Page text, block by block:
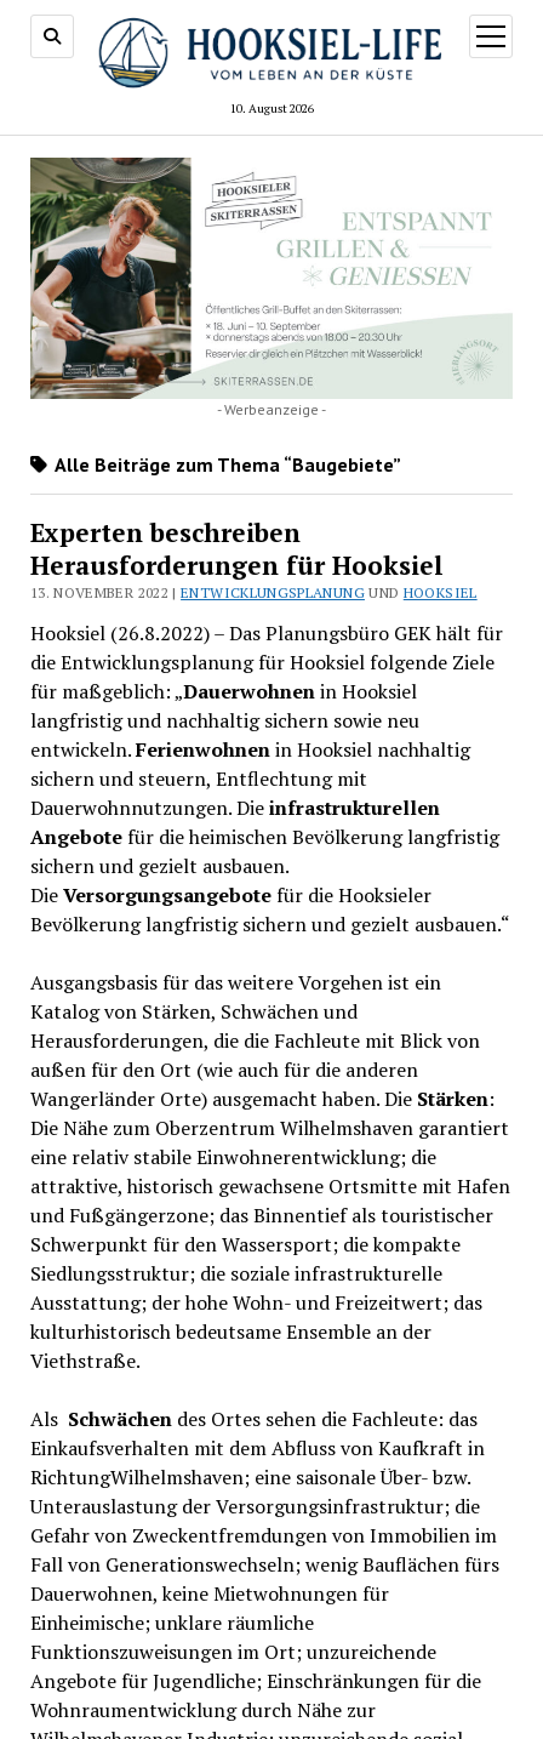
10. August 2026
Menü
öffnen
- Werbeanzeige -
Alle Beiträge zum Thema “Baugebiete”
Experten beschreiben
Herausforderungen für Hooksiel
13. NOVEMBER 2022 |ENTWICKLUNGSPLANUNGUND HOOKSIEL
Hooksiel (26.8.2022) – Das Planungsbüro GEK hält für
die Entwicklungsplanung für Hooksiel folgende Ziele
für maßgeblich: „Dauerwohnenin Hooksiel
langfristig und nachhaltig sichern sowie neu
entwickeln.Ferienwohnenin Hooksiel nachhaltig
sichern und steuern, Entflechtung mit
Dauerwohnnutzungen. Dieinfrastrukturellen
Angebotefür die heimischen Bevölkerung langfristig
sichern und gezielt ausbauen.
DieVersorgungsangebotefür die Hooksieler
Bevölkerung langfristig sichern und gezielt ausbauen.“
Ausgangsbasis für das weitere Vorgehen ist ein
Katalog von Stärken, Schwächen und
Herausforderungen, die die Fachleute mit Blick von
außen für den Ort (wie auch für die anderen
Wangerländer Orte) ausgemacht haben. Die Stärken:
Die Nähe zum Oberzentrum Wilhelmshaven garantiert
eine relativ stabile Einwohnerentwicklung; die
attraktive, historisch gewachsene Ortsmitte mit Hafen
und Fußgängerzone; das Binnentief als touristischer
Schwerpunkt für den Wassersport; die kompakte
Siedlungsstruktur; die soziale infrastrukturelle
Ausstattung; der hohe Wohn- und Freizeitwert; das
kulturhistorisch bedeutsame Ensemble an der
Viethstraße.
Als Schwächen des Ortes sehen die Fachleute: das
Einkaufsverhalten mit dem Abfluss von Kaufkraft in
RichtungWilhelmshaven; eine saisonale Über- bzw.
Unterauslastung der Versorgungsinfrastruktur; die
Gefahr von Zweckentfremdungen von Immobilien im
Fall von Generationswechseln; wenig Bauflächen fürs
Dauerwohnen, keine Mietwohnungen für
Einheimische; unklare räumliche
Funktionszuweisungen im Ort; unzureichende
Angebote für Jugendliche; Einschränkungen für die
Wohnraumentwicklung durch Nähe zur